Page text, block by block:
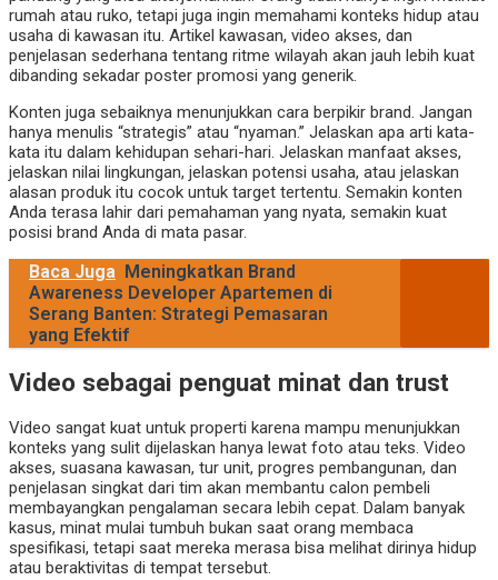
rumah atau ruko, tetapi juga ingin memahami konteks hidup atau
usaha di kawasan itu. Artikel kawasan, video akses, dan
penjelasan sederhana tentang ritme wilayah akan jauh lebih kuat
dibanding sekadar poster promosi yang generik.
Konten juga sebaiknya menunjukkan cara berpikir brand. Jangan
hanya menulis “strategis” atau “nyaman.” Jelaskan apa arti kata-
kata itu dalam kehidupan sehari-hari. Jelaskan manfaat akses,
jelaskan nilai lingkungan, jelaskan potensi usaha, atau jelaskan
alasan produk itu cocok untuk target tertentu. Semakin konten
Anda terasa lahir dari pemahaman yang nyata, semakin kuat
posisi brand Anda di mata pasar.
Baca Juga Meningkatkan Brand
Awareness Developer Apartemen di
Serang Banten: Strategi Pemasaran
yang Efektif
Video sebagai penguat minat dan trust
Video sangat kuat untuk properti karena mampu menunjukkan
konteks yang sulit dijelaskan hanya lewat foto atau teks. Video
akses, suasana kawasan, tur unit, progres pembangunan, dan
penjelasan singkat dari tim akan membantu calon pembeli
membayangkan pengalaman secara lebih cepat. Dalam banyak
kasus, minat mulai tumbuh bukan saat orang membaca
spesifikasi, tetapi saat mereka merasa bisa melihat dirinya hidup
atau beraktivitas di tempat tersebut.